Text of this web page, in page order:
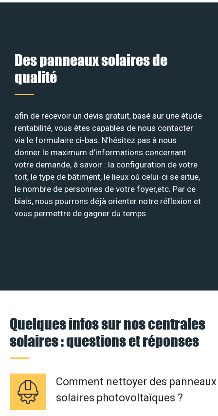
Des panneaux solaires de
qualité
afin de recevoir un devis gratuit, basé sur une étude
rentabilité, vous êtes capables de nous contacter
via le formulaire ci-bas. N’hésitez pas à nous
donner le maximum d’informations concernant
votre demande, à savoir : la configuration de votre
toit, le type de bâtiment, le lieux où celui-ci se situe,
le nombre de personnes de votre foyer,etc. Par ce
biais, nous pourrons déjà orienter notre réflexion et
vous permettre de gagner du temps.
Quelques infos sur nos centrales
solaires : questions et réponses
Comment nettoyer des panneaux
solaires photovoltaïques ?